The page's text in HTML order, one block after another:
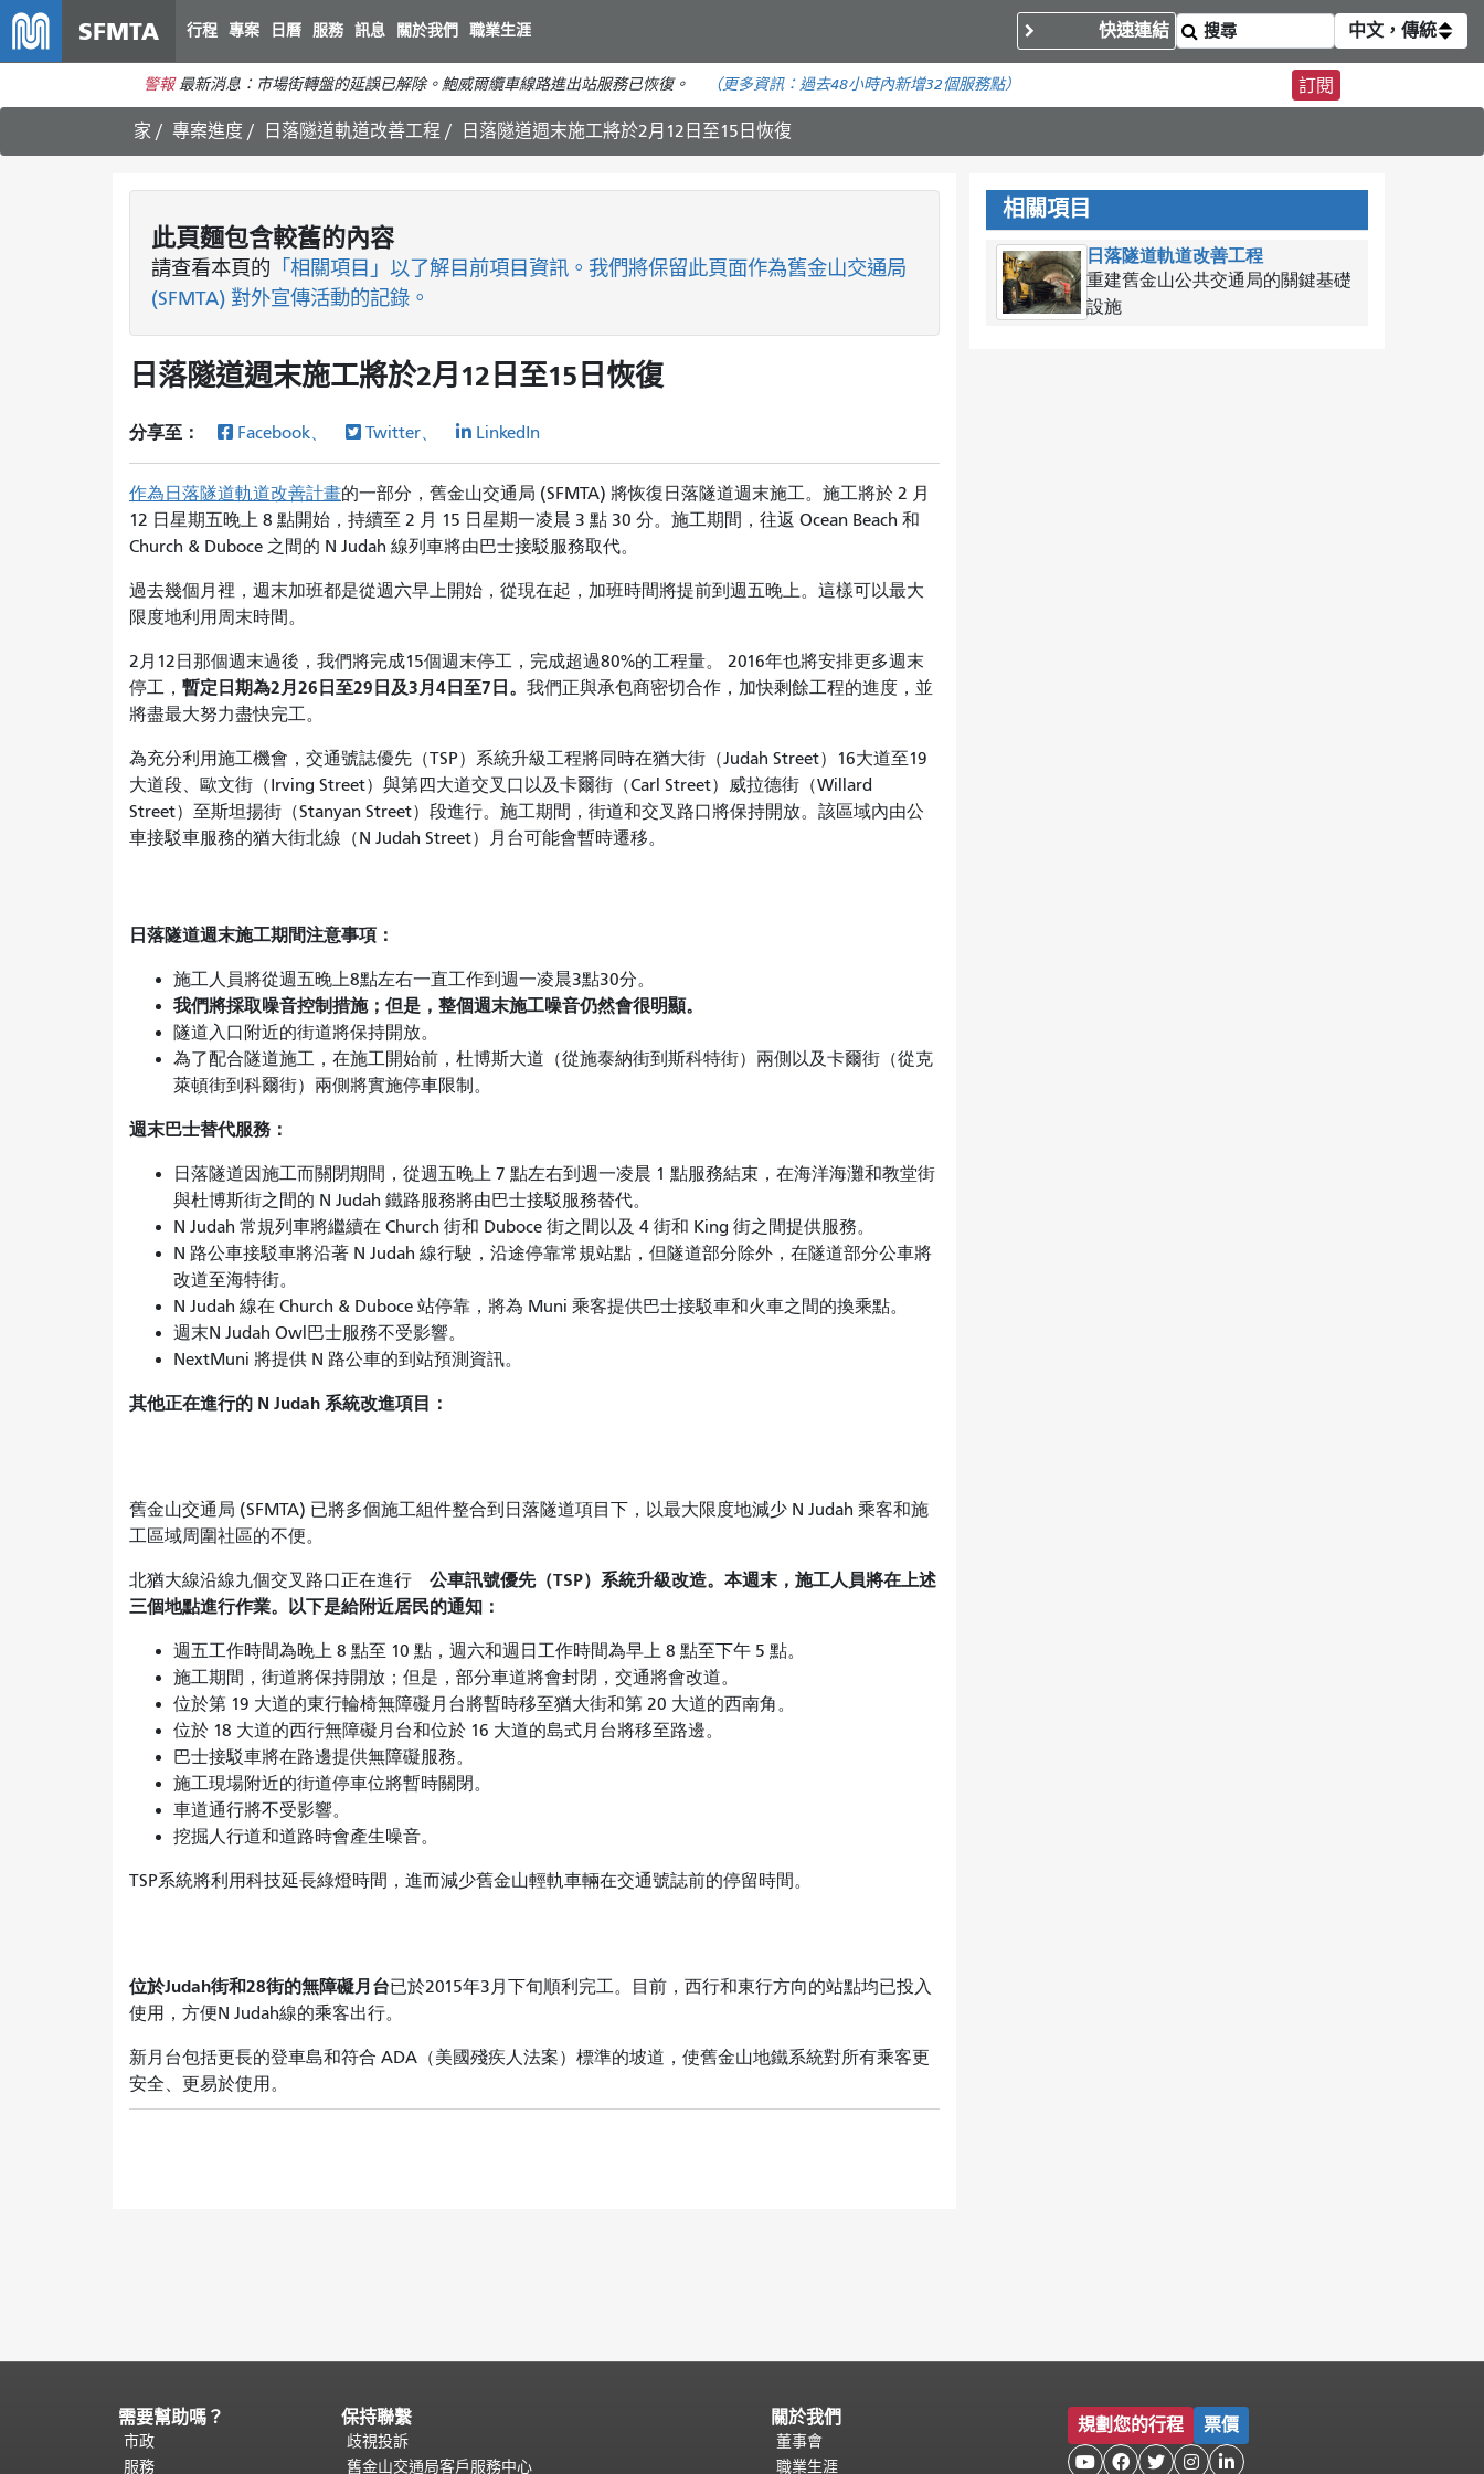
主
要
內
SFMTA 行程 專案 日曆 服務 訊息 關於我們 職業生涯 快速連結 中文，傳統
警報 最新消息：市場街轉盤的延誤已解除。鮑威爾纜車線路進出站服務已恢復。 （更多資訊： 過去48小時內新增32個服務點） 訂閱
家 專案進度 日落隧道軌道改善工程 日落隧道週末施工將於2月12日至15日恢復
此頁麵包含較舊的內容
請查看本頁的 「相關項目」以了解目前項目資訊。我們將保留此頁面作為舊金山交通局
(SFMTA) 對外宣傳活動的記錄。
日落隧道週末施工將於2月12日至15日恢復
分享至： Facebook、 Twitter、 LinkedIn
作為日落隧道軌道改善計畫的一部分 ，舊金山交通局 (SFMTA) 將恢復日落隧道週末施工。施工將於 2 月
12 日星期五晚上 8 點開始，持續至 2 月 15 日星期一凌晨 3 點 30 分。施工期間，往返 Ocean Beach 和
Church & Duboce 之間的 N Judah 線列車將由巴士接駁服務取代。
過去幾個月裡，週末加班都是從週六早上開始，從現在起，加班時間將提前到週五晚上。這樣可以最大
限度地利用周末時間。
2月12日那個週末過後，我們將完成15個週末停工，完成超過80%的工程量。 2016年也將安排更多週末
停工， 暫定日期為2月26日至29日及3月4日至7日。 我們正與承包商密切合作，加快剩餘工程的進度，並
將盡最大努力盡快完工。
為充分利用施工機會，交通號誌優先（TSP）系統升級工程將同時在猶大街（Judah Street）16大道至19
大道段、歐文街（Irving Street）與第四大道交叉口以及卡爾街（Carl Street）威拉德街（Willard
Street）至斯坦揚街（Stanyan Street）段進行。施工期間，街道和交叉路口將保持開放。該區域內由公
車接駁車服務的猶大街北線（N Judah Street）月台可能會暫時遷移。
日落隧道週末施工期間注意事項：
施工人員將從週五晚上8點左右一直工作到週一凌晨3點30分。
我們將採取噪音控制措施；但是，整個週末施工噪音仍然會很明顯。
隧道入口附近的街道將保持開放。
為了配合隧道施工，在施工開始前，杜博斯大道（從施泰納街到斯科特街）兩側以及卡爾街（從克
萊頓街到科爾街）兩側將實施停車限制。
週末巴士替代服務：
日落隧道因施工而關閉期間，從週五晚上 7 點左右到週一凌晨 1 點服務結束，在海洋海灘和教堂街
與杜博斯街之間的 N Judah 鐵路服務將由巴士接駁服務替代。
N Judah 常規列車將繼續在 Church 街和 Duboce 街之間以及 4 街和 King 街之間提供服務。
N 路公車接駁車將沿著 N Judah 線行駛，沿途停靠常規站點，但隧道部分除外，在隧道部分公車將
改道至海特街。
N Judah 線在 Church & Duboce 站停靠，將為 Muni 乘客提供巴士接駁車和火車之間的換乘點。
週末N Judah Owl巴士服務不受影響。
NextMuni 將提供 N 路公車的到站預測資訊。
其他正在進行的 N Judah 系統改進項目：
舊金山交通局 (SFMTA) 已將多個施工組件整合到日落隧道項目下，以最大限度地減少 N Judah 乘客和施
工區域周圍社區的不便。
北猶大線沿線九個交叉路口正在進行 公車訊號優先（TSP）系統升級改造。本週末，施工人員將在上述
三個地點進行作業。以下是給附近居民的通知：
週五工作時間為晚上 8 點至 10 點，週六和週日工作時間為早上 8 點至下午 5 點。
施工期間，街道將保持開放；但是，部分車道將會封閉，交通將會改道。
位於第 19 大道的東行輪椅無障礙月台將暫時移至猶大街和第 20 大道的西南角。
位於 18 大道的西行無障礙月台和位於 16 大道的島式月台將移至路邊。
巴士接駁車將在路邊提供無障礙服務。
施工現場附近的街道停車位將暫時關閉。
車道通行將不受影響。
挖掘人行道和道路時會產生噪音。
TSP系統將利用科技延長綠燈時間，進而減少舊金山輕軌車輛在交通號誌前的停留時間。
位於Judah街和28街的無障礙月台已於2015年3月下旬順利完工。目前，西行和東行方向的站點均已投入
使用，方便N Judah線的乘客出行。
新月台包括更長的登車島和符合 ADA（美國殘疾人法案）標準的坡道，使舊金山地鐵系統對所有乘客更
安全、更易於使用。
相關項目
日落隧道軌道改善工程
重建舊金山公共交通局的關鍵基礎
設施
頁
面
內
需要幫助嗎？
市政
服務
保持聯繫
歧視投訴
舊金山交通局客戶服務中心
關於我們
董事會
職業生涯
規劃您的行程 票價
    